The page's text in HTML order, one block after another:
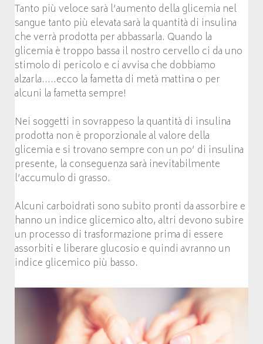
Tanto più veloce sarà l’aumento della glicemia nel
sangue tanto più elevata sarà la quantità di insulina
che verrà prodotta per abbassarla. Quando la
glicemia è troppo bassa il nostro cervello ci da uno
stimolo di pericolo e ci avvisa che dobbiamo
alzarla…..ecco la fametta di metà mattina o per
alcuni la fametta sempre!
Nei soggetti in sovrappeso la quantità di insulina
prodotta non è proporzionale al valore della
glicemia e si trovano sempre con un po’ di insulina
presente, la conseguenza sarà inevitabilmente
l’accumulo di grasso.
Alcuni carboidrati sono subito pronti da assorbire e
hanno un indice glicemico alto, altri devono subire
un processo di trasformazione prima di essere
assorbiti e liberare glucosio e quindi avranno un
indice glicemico più basso.